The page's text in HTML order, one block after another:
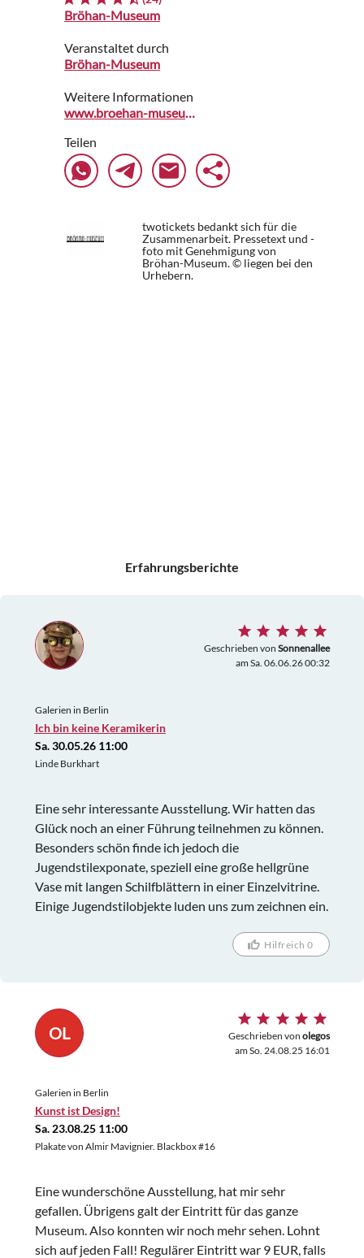
Bröhan-Museum
Veranstaltet durch
Bröhan-Museum
Weitere Informationen
www.broehan-museum.de
Teilen
twotickets bedankt sich für die
Zusammenarbeit. Pressetext und -
foto mit Genehmigung von
Bröhan-Museum. © liegen bei den
Urhebern.
Erfahrungsberichte
Geschrieben von Sonnenallee
am Sa. 06.06.26 00:32
Galerien in Berlin
Ich bin keine Keramikerin
Sa. 30.05.26 11:00
Linde Burkhart
Eine sehr interessante Ausstellung. Wir hatten das
Glück noch an einer Führung teilnehmen zu können.
Besonders schön finde ich jedoch die
Jugendstilexponate, speziell eine große hellgrüne
Vase mit langen Schilfblättern in einer Einzelvitrine.
Einige Jugendstilobjekte luden uns zum zeichnen ein.
Hilfreich 0
OL Geschrieben von olegos
am So. 24.08.25 16:01
Galerien in Berlin
Kunst ist Design!
Sa. 23.08.25 11:00
Plakate von Almir Mavignier. Blackbox #16
Eine wunderschöne Ausstellung, hat mir sehr
gefallen. Übrigens galt der Eintritt für das ganze
Museum. Also konnten wir noch mehr sehen. Lohnt
sich auf jeden Fall! Regulärer Eintritt war 9 EUR, falls